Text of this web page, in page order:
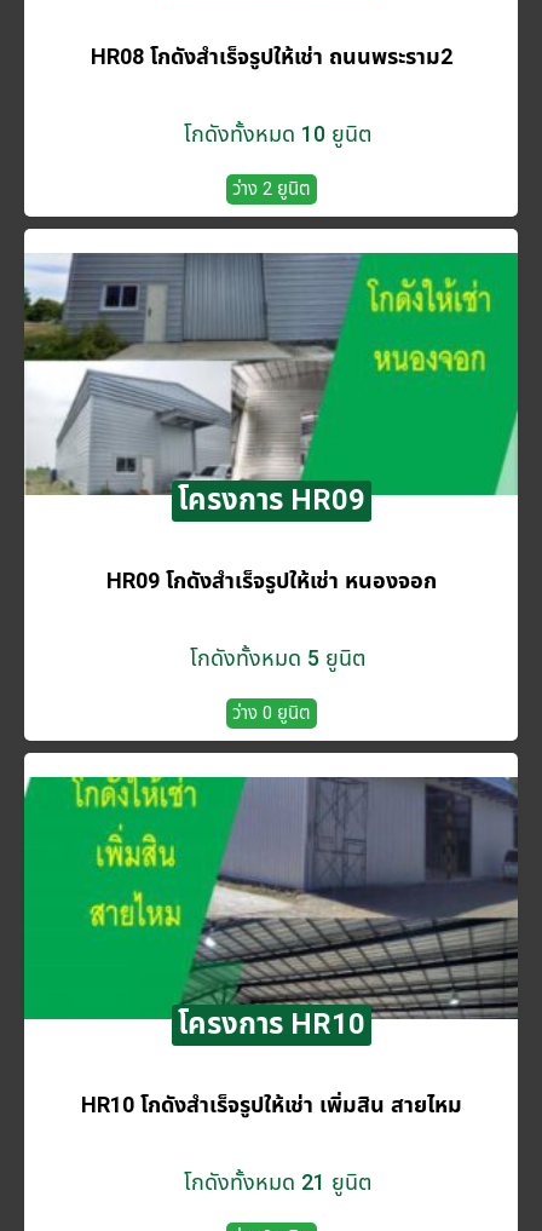
HR08 โกดังสำเร็จรูปให้เช่า ถนนพระราม2
โกดังทั้งหมด 10 ยูนิต
ว่าง 2 ยูนิต
โครงการ HR09
HR09 โกดังสำเร็จรูปให้เช่า หนองจอก
โกดังทั้งหมด 5 ยูนิต
ว่าง 0 ยูนิต
โครงการ HR10
HR10 โกดังสำเร็จรูปให้เช่า เพิ่มสิน สายไหม
โกดังทั้งหมด 21 ยูนิต